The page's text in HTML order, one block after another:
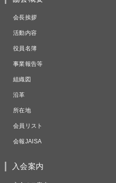
会長挨拶
活動内容
役員名簿
事業報告等
組織図
沿革
所在地
会員リスト
会報JAISA
入会案内